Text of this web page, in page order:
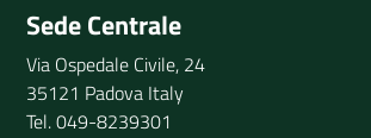
Sede Centrale
Via Ospedale Civile, 24
35121 Padova Italy
Tel. 049-8239301